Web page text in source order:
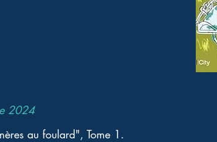
2024
au foulard", Tome 1.